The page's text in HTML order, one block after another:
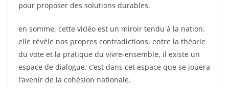
pour proposer des solutions durables.
en somme, cette vidéo est un miroir tendu à la nation.
elle révèle nos propres contradictions. entre la théorie
du vote et la pratique du vivre-ensemble, il existe un
espace de dialogue. c’est dans cet espace que se jouera
l’avenir de la cohésion nationale.